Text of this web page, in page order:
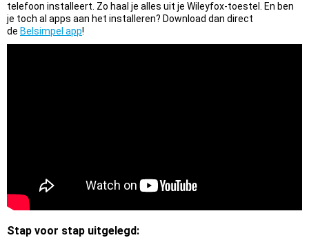
telefoon installeert. Zo haal je alles uit je Wileyfox-toestel.
En ben
je toch al apps aan het installeren? Download dan direct
de Belsimpel app!
Stap voor stap uitgelegd: